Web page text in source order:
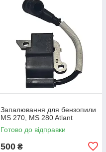
Запалювання для бензопили
MS 270, MS 280 Atlant
Готово до відправки
500 ₴